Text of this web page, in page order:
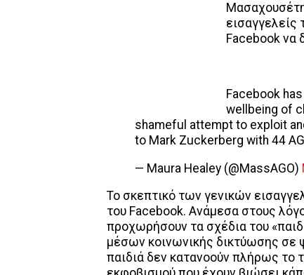
Facebook να
Facebook
wellbeing of
shameful attempt to exploit
to Mark Zuckerberg with 44
— Maura Healey (@MassAGO)
Το σκεπτικό των γενικών
του Facebook. Ανάμεσα στους
προχωρήσουν τα σχέδια του
μέσων κοινωνικής δικτύωσης σε
παιδιά δεν κατανοούν πλήρως το